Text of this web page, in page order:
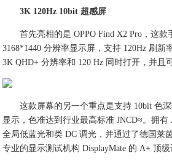
3K 120Hz 10bit 超感屏
首先亮相的是 OPPO Find X2 Pro，这
3168*1440 分辨率显示屏，支持 120Hz 刷新
3K QHD+ 分辨率和 120 Hz 同时打开，并且
这款屏幕的另一个重点是支持 10bit 色
显示，色准达到行业最高标准 JNCD≈。拥
全局低蓝光和类 DC 调光，并通过了德国莱
专业的显示测试机构 DisplayMate 的 A+ 顶级